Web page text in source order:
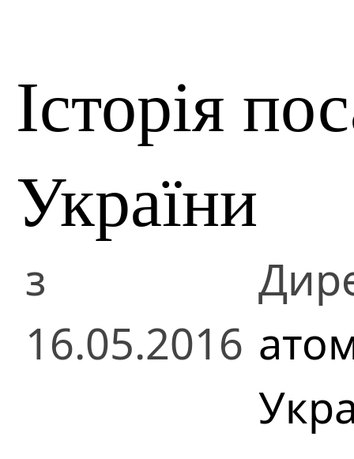
Історія
України
з
16.05.2016